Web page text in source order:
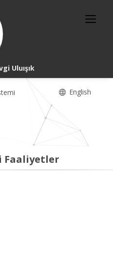
Uluışık
English
Faaliyetler